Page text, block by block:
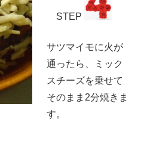
STEP
サツマイモに火が
通ったら、ミック
スチーズを乗せて
そのまま2分焼きま
す。